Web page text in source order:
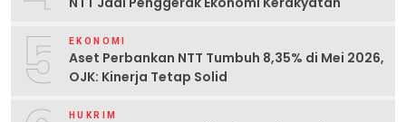
5 EKONOMI
Aset Perbankan NTT Tumbuh 8,35% di Mei 2026,
OJK: Kinerja Tetap Solid
HUKRIM